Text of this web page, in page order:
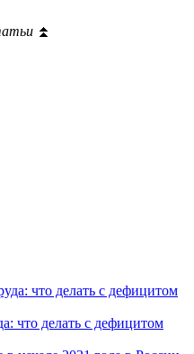
⏫
что делать с дефицитом